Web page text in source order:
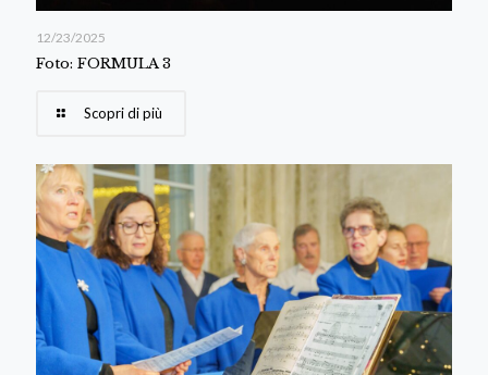
12/23/2025
Foto: FORMULA 3
Scopri di più